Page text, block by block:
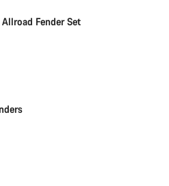
Allroad Fender Set